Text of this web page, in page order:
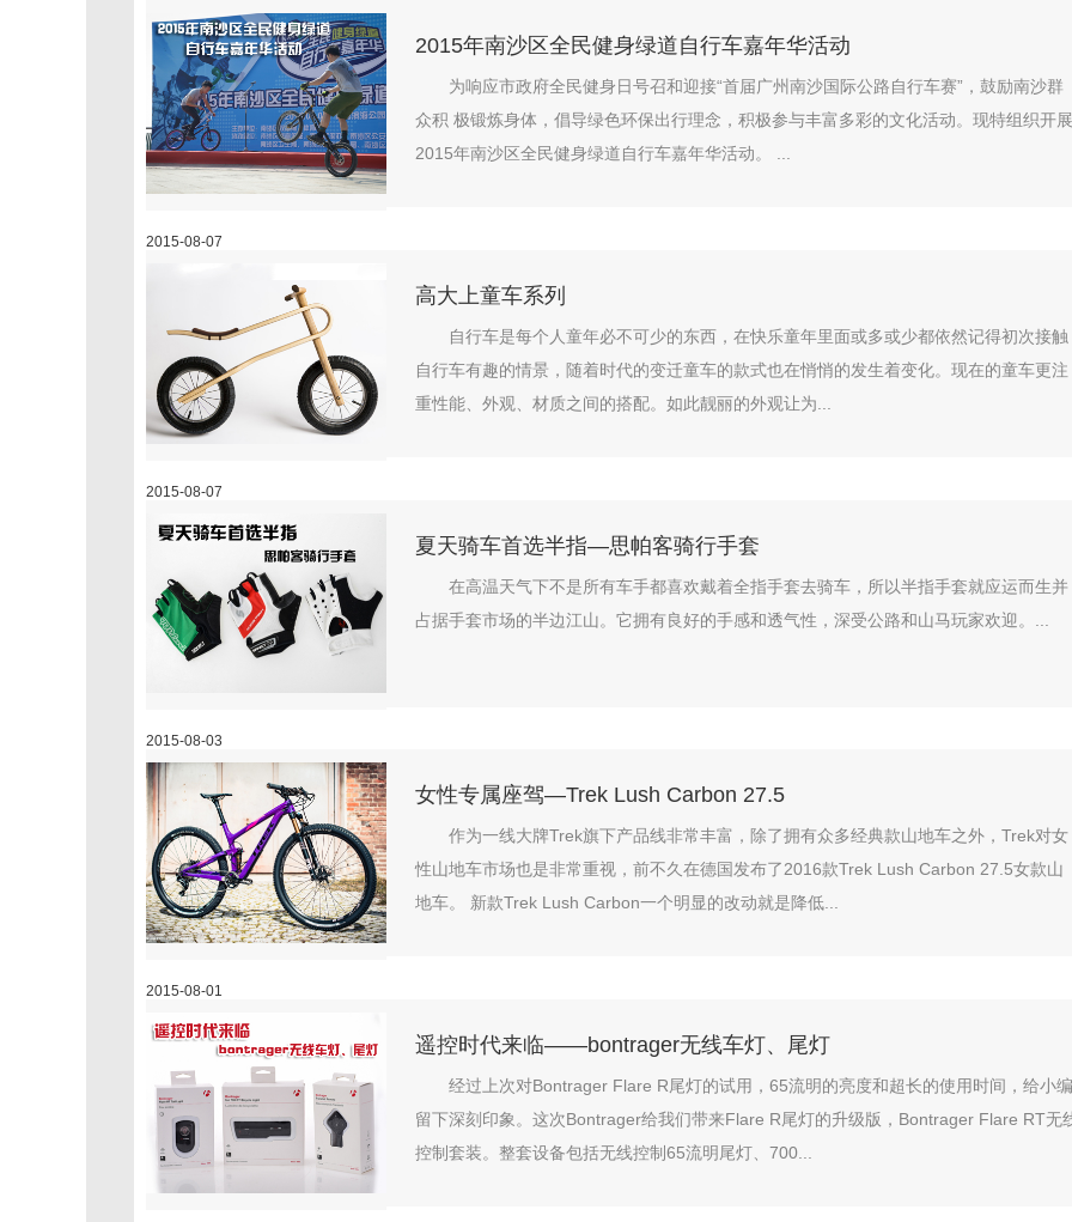
2015年南沙区全民健身绿道自行车嘉年华活动
为响应市政府全民健身日号召和迎接“首届广州南沙国际公路自行车赛”，鼓励南沙群
众积 极锻炼身体，倡导绿色环保出行理念，积极参与丰富多彩的文化活动。现特组织开展
2015年南沙区全民健身绿道自行车嘉年华活动。 ...
2015-08-07
高大上童车系列
自行车是每个人童年必不可少的东西，在快乐童年里面或多或少都依然记得初次接触
自行车有趣的情景，随着时代的变迁童车的款式也在悄悄的发生着变化。现在的童车更注
重性能、外观、材质之间的搭配。如此靓丽的外观让为...
2015-08-07
夏天骑车首选半指—思帕客骑行手套
在高温天气下不是所有车手都喜欢戴着全指手套去骑车，所以半指手套就应运而生并
占据手套市场的半边江山。它拥有良好的手感和透气性，深受公路和山马玩家欢迎。...
2015-08-03
女性专属座驾—Trek Lush Carbon 27.5
作为一线大牌Trek旗下产品线非常丰富，除了拥有众多经典款山地车之外，Trek对女
性山地车市场也是非常重视，前不久在德国发布了2016款Trek Lush Carbon 27.5女款山
地车。 新款Trek Lush Carbon一个明显的改动就是降低...
2015-08-01
遥控时代来临——bontrager无线车灯、尾灯
经过上次对Bontrager Flare R尾灯的试用，65流明的亮度和超长的使用时间，给小编
留下深刻印象。这次Bontrager给我们带来Flare R尾灯的升级版，Bontrager Flare RT无
控制套装。整套设备包括无线控制65流明尾灯、700...